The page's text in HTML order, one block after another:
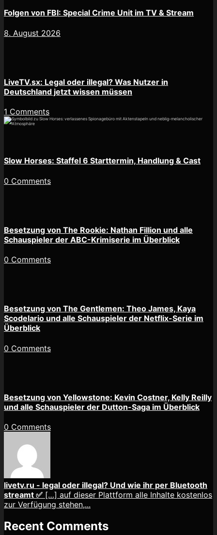
Folgen von FBI: Special Crime Unit im TV & Stream
8. August 2026
LiveTV.sx: Legal oder illegal? Was Nutzer in
Deutschland jetzt wissen müssen
1 Comments
Slow Horses: Staffel 6 Starttermin, Handlung & Cast
0 Comments
Besetzung von The Rookie: Nathan Fillion und alle
Schauspieler der ABC-Krimiserie im Überblick
0 Comments
Besetzung von The Gentlemen: Theo James, Kaya
Scodelario und alle Schauspieler der Netflix-Serie im
Überblick
0 Comments
Besetzung von Yellowstone: Kevin Costner, Kelly Reilly
und alle Schauspieler der Dutton-Saga im Überblick
0 Comments
livetv.ru - legal oder illegal? Und wie ihr per Bluetooth
streamt ✅ […] auf dieser Plattform alle Inhalte kostenlos
zur Verfügung stehen,...
Recent Comments